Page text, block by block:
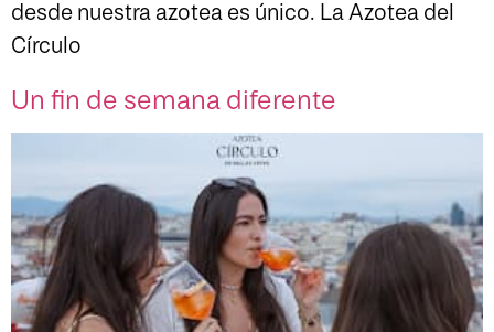
desde nuestra azotea es único. La Azotea del
Círculo
Un fin de semana diferente